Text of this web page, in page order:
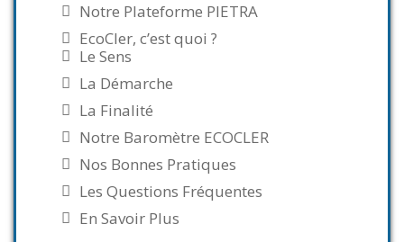
Notre Plateforme PIETRA
EcoCler, c’est quoi ?
Le Sens
La Démarche
La Finalité
Notre Baromètre ECOCLER
Nos Bonnes Pratiques
Les Questions Fréquentes
En Savoir Plus